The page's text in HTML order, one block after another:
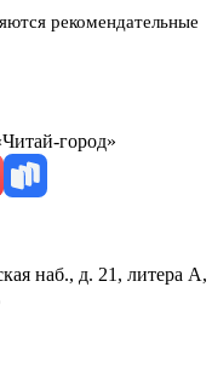
рекомендательные
город»
наб., д. 21, литера А,